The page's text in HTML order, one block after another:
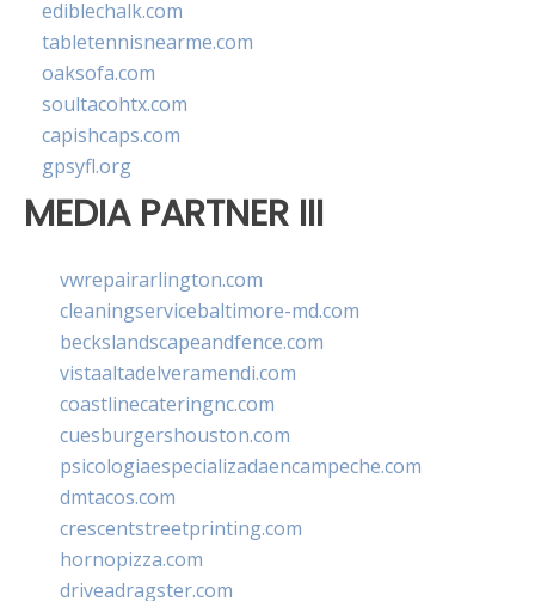
ediblechalk.com
tabletennisnearme.com
oaksofa.com
soultacohtx.com
capishcaps.com
gpsyfl.org
MEDIA PARTNER III
vwrepairarlington.com
cleaningservicebaltimore-md.com
beckslandscapeandfence.com
vistaaltadelveramendi.com
coastlinecateringnc.com
cuesburgershouston.com
psicologiaespecializadaencampeche.com
dmtacos.com
crescentstreetprinting.com
hornopizza.com
driveadragster.com